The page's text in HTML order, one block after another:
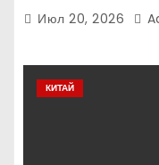
Июл 20, 2026
КИТАЙ